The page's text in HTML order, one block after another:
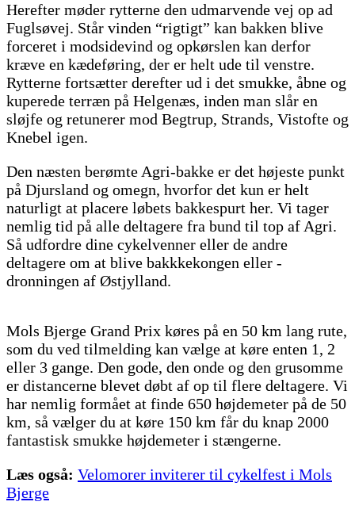
Herefter møder rytterne den udmarvende vej op ad
Fuglsøvej. Står vinden “rigtigt” kan bakken blive
forceret i modsidevind og opkørslen kan derfor
kræve en kædeføring, der er helt ude til venstre.
Rytterne fortsætter derefter ud i det smukke, åbne og
kuperede terræn på Helgenæs, inden man slår en
sløjfe og retunerer mod Begtrup, Strands, Vistofte og
Knebel igen.
Den næsten berømte Agri-bakke er det højeste punkt
på Djursland og omegn, hvorfor det kun er helt
naturligt at placere løbets bakkespurt her. Vi tager
nemlig tid på alle deltagere fra bund til top af Agri.
Så udfordre dine cykelvenner eller de andre
deltagere om at blive bakkkekongen eller -
dronningen af Østjylland.
Mols Bjerge Grand Prix køres på en 50 km lang rute,
som du ved tilmelding kan vælge at køre enten 1, 2
eller 3 gange. Den gode, den onde og den grusomme
er distancerne blevet døbt af op til flere deltagere. Vi
har nemlig formået at finde 650 højdemeter på de 50
km, så vælger du at køre 150 km får du knap 2000
fantastisk smukke højdemeter i stængerne.
Læs også: Velomorer inviterer til cykelfest i Mols
Bjerge